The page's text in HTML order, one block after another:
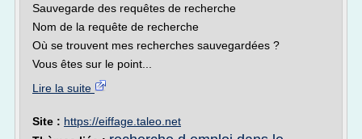
Sauvegarde des requêtes de recherche
Nom de la requête de recherche
Où se trouvent mes recherches sauvegardées ?
Vous êtes sur le point...
Lire la suite
Site : https://eiffage.taleo.net